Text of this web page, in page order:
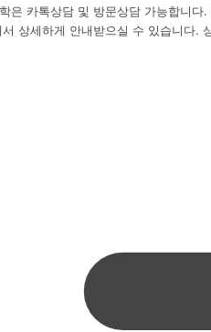
은 카톡상담 및 방문상담 가능합니
상세하게 안내받으실 수 있습니다.